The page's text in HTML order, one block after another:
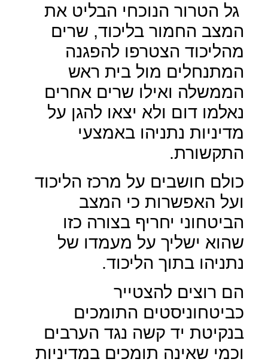
גל הטרור הנוכחי הבליט את
המצב החמור בליכוד, שרים
מהליכוד הצטרפו להפגנה
המתנחלים מול בית ראש
הממשלה ואילו שרים אחרים
נאלמו דום ולא יצאו להגן על
מדיניות נתניהו באמצעי
התקשורת.
כולם חושבים על מרכז הליכוד
ועל האפשרות כי המצב
הביטחוני יחריף בצורה כזו
שהוא ישליך על מעמדו של
נתניהו בתוך הליכוד.
הם רוצים להצטייר
כביטחוניסטים התומכים
בנקיטת יד קשה נגד הערבים
וכמי שאינה תומכים במדיניות